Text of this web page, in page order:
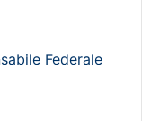
Federale